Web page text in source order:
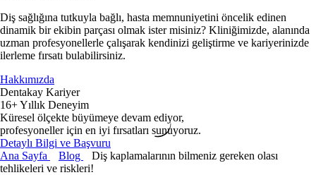
Diş sağlığına tutkuyla bağlı, hasta memnuniyetini öncelik edinen
dinamik bir ekibin parçası olmak ister misiniz? Kliniğimizde, alanında
uzman profesyonellerle çalışarak kendinizi geliştirme ve kariyerinizde
ilerleme fırsatı bulabilirsiniz.
Hakkımızda
Dentakay Kariyer
16+ Yıllık Deneyim
Küresel ölçekte büyümeye devam ediyor,
profesyoneller için en iyi fırsatları sunuyoruz.
Detaylı Bilgi ve Başvuru
Ana Sayfa
Blog
Diş kaplamalarının bilmeniz gereken olası
tehlikeleri ve riskleri!